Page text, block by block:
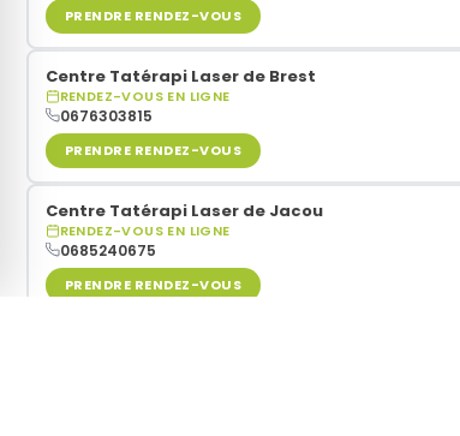
PRENDRE RENDEZ-VOUS
Centre Tatérapi Laser de Brest
RENDEZ-VOUS EN LIGNE
0676303815
PRENDRE RENDEZ-VOUS
Centre Tatérapi Laser de Jacou
RENDEZ-VOUS EN LIGNE
0685240675
PRENDRE RENDEZ-VOUS